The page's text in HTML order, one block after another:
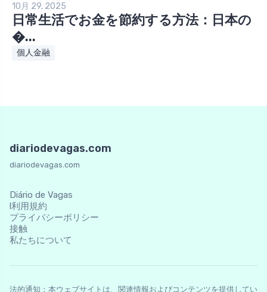
10月 29, 2025
日常生活でお金を節約する方法：日本の
�...
個人金融
diariodevagas.com
diariodevagas.com
Diário de Vagas
l利用規約
プライバシーポリシー
接触
私たちについて
法的通知：本ウェブサイトは、関連情報およびコンテンツを提供してい